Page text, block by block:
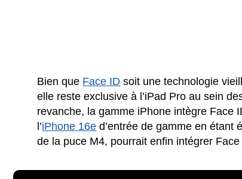
Bien que Face ID soit une technologie
elle reste exclusive à l’iPad Pro au sein
revanche, la gamme iPhone intègre Face
l’iPhone 16e d’entrée de gamme en étant
de la puce M4, pourrait enfin intégrer